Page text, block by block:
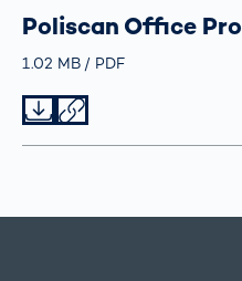
Poliscan Office Pro
Größe
1.02 MB TypPDF